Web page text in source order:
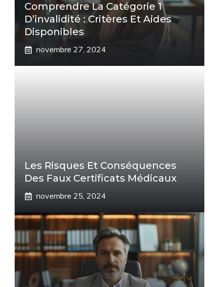
Comprendre La Catégorie 1
D’invalidité : Critères Et Aides
Disponibles
novembre 27, 2024
Les Risques Et Conséquences
Des Faux Certificats Médicaux
novembre 25, 2024